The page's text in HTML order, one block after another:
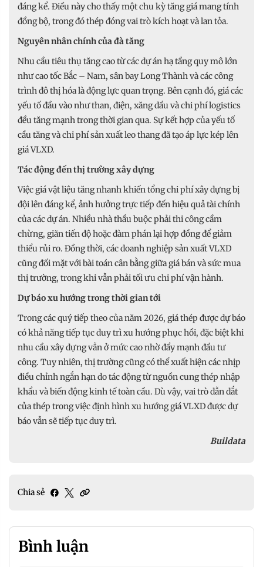
đáng kể. Điều này cho thấy một chu kỳ tăng giá mang tính
đồng bộ, trong đó thép đóng vai trò kích hoạt và lan tỏa.
Nguyên nhân chính của đà tăng
Nhu cầu tiêu thụ tăng cao từ các dự án hạ tầng quy mô lớn
như cao tốc Bắc – Nam, sân bay Long Thành và các công
trình đô thị hóa là động lực quan trọng. Bên cạnh đó, giá các
yếu tố đầu vào như than, điện, xăng dầu và chi phí logistics
đều tăng mạnh trong thời gian qua. Sự kết hợp của yếu tố
cầu tăng và chi phí sản xuất leo thang đã tạo áp lực kép lên
giá VLXD.
Tác động đến thị trường xây dựng
Việc giá vật liệu tăng nhanh khiến tổng chi phí xây dựng bị
đội lên đáng kể, ảnh hưởng trực tiếp đến hiệu quả tài chính
của các dự án. Nhiều nhà thầu buộc phải thi công cầm
chừng, giãn tiến độ hoặc đàm phán lại hợp đồng để giảm
thiểu rủi ro. Đồng thời, các doanh nghiệp sản xuất VLXD
cũng đối mặt với bài toán cân bằng giữa giá bán và sức mua
thị trường, trong khi vẫn phải tối ưu chi phí vận hành.
Dự báo xu hướng trong thời gian tới
Trong các quý tiếp theo của năm 2026, giá thép được dự báo
có khả năng tiếp tục duy trì xu hướng phục hồi, đặc biệt khi
nhu cầu xây dựng vẫn ở mức cao nhờ đẩy mạnh đầu tư
công. Tuy nhiên, thị trường cũng có thể xuất hiện các nhịp
điều chỉnh ngắn hạn do tác động từ nguồn cung thép nhập
khẩu và biến động kinh tế toàn cầu. Dù vậy, vai trò dẫn dắt
của thép trong việc định hình xu hướng giá VLXD được dự
báo vẫn sẽ tiếp tục duy trì.
Buildata
Chia sẻ
Bình luận